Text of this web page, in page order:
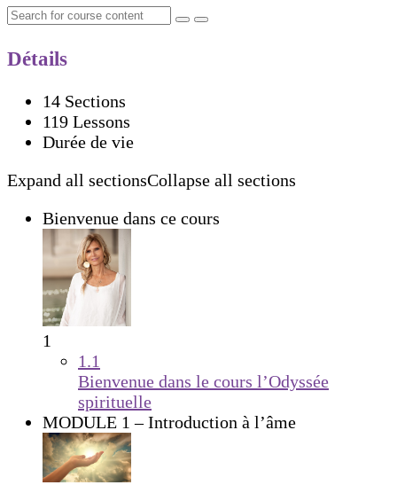
Détails
14 Sections
119 Lessons
Durée de vie
Expand all sectionsCollapse all sections
Bienvenue dans ce cours
1
1.1
Bienvenue dans le cours l’Odyssée
spirituelle
MODULE 1 – Introduction à l’âme